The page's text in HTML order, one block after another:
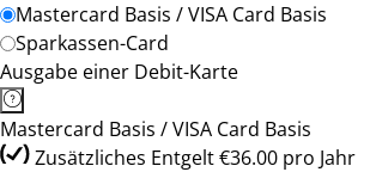
Mastercard Basis / VISA Card Basis
Sparkassen-Card
Ausgabe einer Debit-Karte
Mastercard Basis / VISA Card Basis
Zusätzliches Entgelt €36.00 pro Jahr